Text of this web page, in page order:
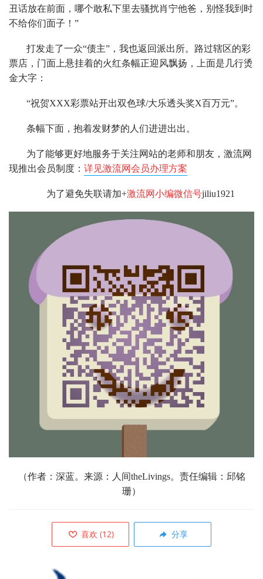
丑话放在前面，哪个敢私下里去骚扰肖宁他爸，别怪我到时
不给你们面子！”
打发走了一众“债主”，我也返回派出所。路过辖区的彩
票店，门面上悬挂着的火红条幅正迎风飘扬，上面是几行烫
金大字：
“祝贺XXX彩票站开出双色球/大乐透头奖X百万元”。
条幅下面，抱着发财梦的人们进进出出。
为了能够更好地服务于关注网站的老师和朋友，激流网
现推出会员制度： 详见激流网会员办理方案
为了避免失联请加+激流网小编微信号jiliu1921
（作者：深蓝。来源：人间theLivings。责任编辑：邱铭
珊）
喜欢 (12) 分享